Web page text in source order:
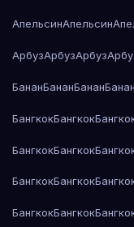
АпельсинАпельсин
АрбузАрбузАрбуз
БананБананБананБанан
БангкокБангкок
БангкокБангкок
БангкокБангкок
БангкокБангкок